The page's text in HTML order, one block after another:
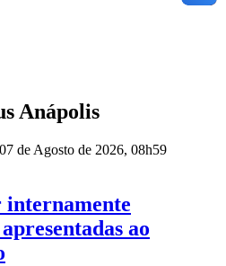
Anápolis
de Agosto de 2026, 08h59
internamente
ao